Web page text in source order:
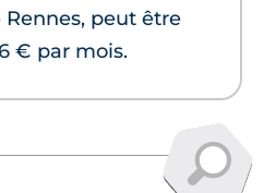
peut être
€ par mois.